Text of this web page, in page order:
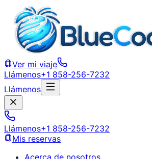
Ver mi viaje
Llámenos+1 858-256-7232
Llámenos
Llámenos+1 858-256-7232
Mis reservas
Acerca de nosotros